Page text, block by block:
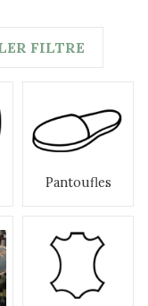
FILTRE
Pantoufles